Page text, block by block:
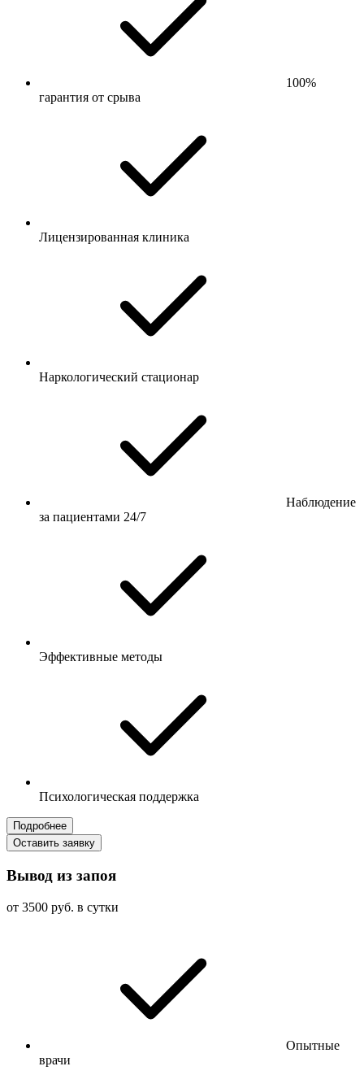
100%
гарантия от срыва
Лицензированная клиника
Наркологический стационар
Наблюдение
за пациентами 24/7
Эффективные методы
Психологическая поддержка
Подробнее
Оставить заявку
Вывод из запоя
от 3500 руб. в сутки
Опытные
врачи